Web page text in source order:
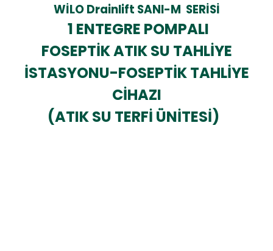
WİLO Drainlift SANI-M SERİSİ
1 ENTEGRE POMPALI
FOSEPTİK ATIK SU TAHLİYE
İSTASYONU-FOSEPTİK TAHLİYE
CİHAZI
(ATIK SU TERFİ ÜNİTESİ)